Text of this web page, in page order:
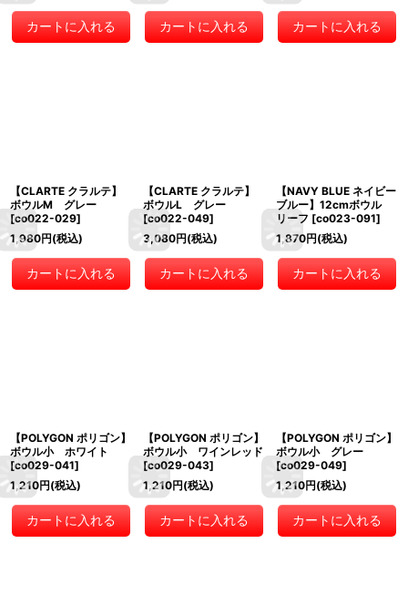
カートに入れる カートに入れる カートに入れる
【CLARTE クラルテ】
ボウルM グレー
[co022-029]
1,980円(税込)
カートに入れる
【CLARTE クラルテ】
ボウルL グレー
[co022-049]
3,080円(税込)
カートに入れる
【NAVY BLUE ネイビー
ブルー】12cmボウル
リーフ [co023-091]
1,870円(税込)
カートに入れる
【POLYGON ポリゴン】
ボウル小 ホワイト
[co029-041]
1,210円(税込)
カートに入れる
【POLYGON ポリゴン】
ボウル小 ワインレッド
[co029-043]
1,210円(税込)
カートに入れる
【POLYGON ポリゴン】
ボウル小 グレー
[co029-049]
1,210円(税込)
カートに入れる